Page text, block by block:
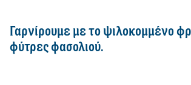
Γαρνίρουμε με το ψιλοκομμένο
φύτρες φασολιού.